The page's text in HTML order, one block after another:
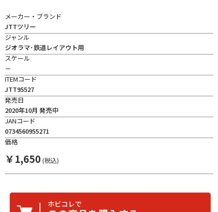
メーカー・ブランド
JTTツリー
ジャンル
ジオラマ･鉄道レイアウト用
スケール
－
ITEMコード
JTT95527
発売日
2020年10月 発売中
JANコード
0734560955271
価格
￥1,650 (税込)
ホビコレで